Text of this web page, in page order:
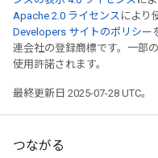
Apache 2.0 ライセンス により
Developers サイトのポリシー
連会社の登録商標です。一部
使用許諾されます。
最終更新日 2025-07-28 UTC。
つながる